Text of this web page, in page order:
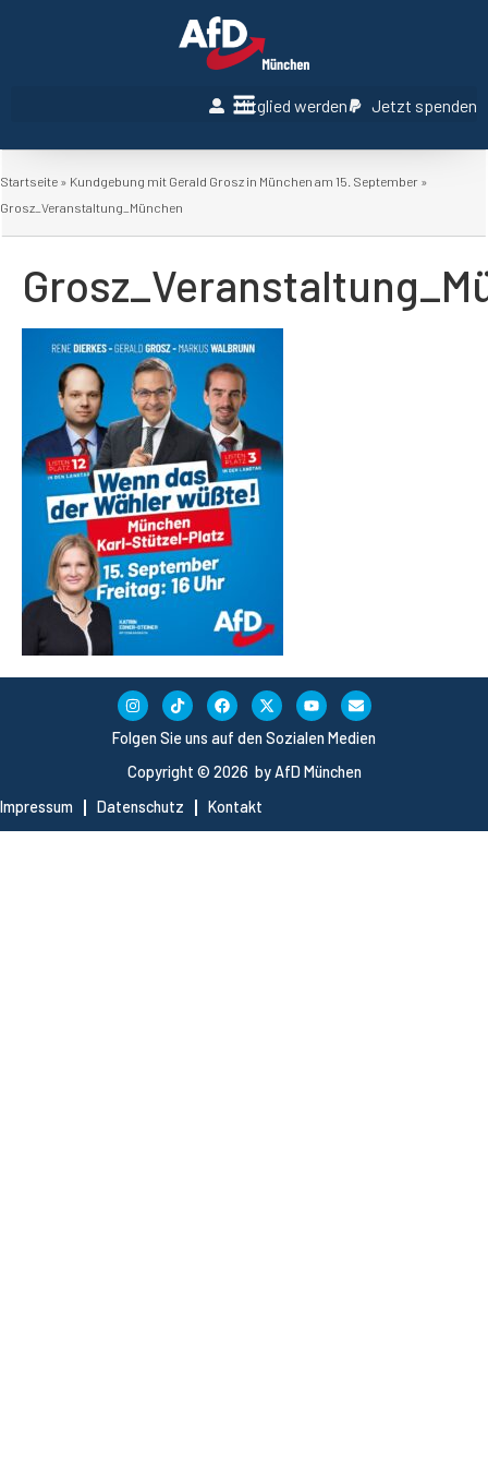
Mitglied werden Jetzt spenden
Startseite » Kundgebung mit Gerald Grosz in München am 15. September »
Grosz_Veranstaltung_München
Copyright © 2026 by AfD München
Impressum
Datenschutz Kontakt
Folgen Sie uns auf den Sozialen Medien